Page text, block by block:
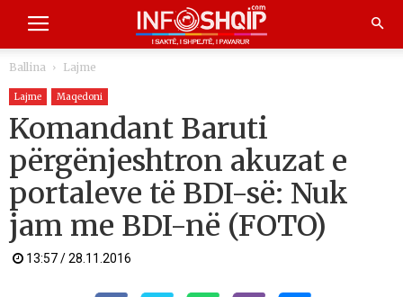
Ballina Lajme
Lajme Maqedoni
Komandant Baruti
përgënjeshtron akuzat e
portaleve të BDI-së: Nuk
jam me BDI-në (FOTO)
13:57 / 28.11.2016